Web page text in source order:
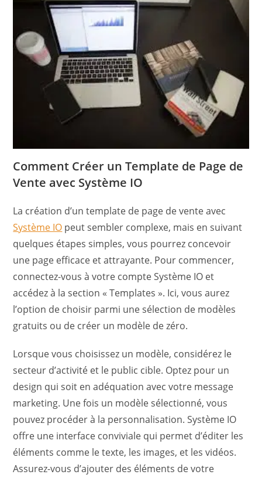
Comment Créer un Template de Page de
Vente avec Système IO
La création d’un template de page de vente avec
Système IO peut sembler complexe, mais en suivant
quelques étapes simples, vous pourrez concevoir
une page efficace et attrayante. Pour commencer,
connectez-vous à votre compte Système IO et
accédez à la section « Templates ». Ici, vous aurez
l’option de choisir parmi une sélection de modèles
gratuits ou de créer un modèle de zéro.
Lorsque vous choisissez un modèle, considérez le
secteur d’activité et le public cible. Optez pour un
design qui soit en adéquation avec votre message
marketing. Une fois un modèle sélectionné, vous
pouvez procéder à la personnalisation. Système IO
offre une interface conviviale qui permet d’éditer les
éléments comme le texte, les images, et les vidéos.
Assurez-vous d’ajouter des éléments de votre